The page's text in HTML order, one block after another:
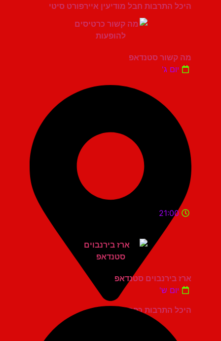
היכל התרבות חבל מודיעין איירפורט סיטי
מה קשור סטנדאפ
יום ג'
היכל התרבות כפר סבא
21:00
ארז בירנבוים סטנדאפ
יום ש'